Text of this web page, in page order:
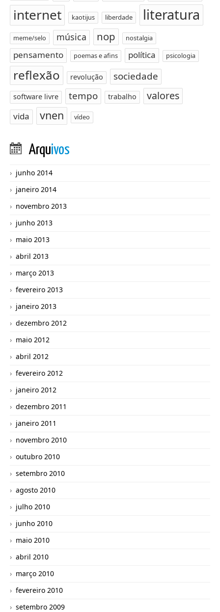
internet kaotijus liberdade literatura
meme/selo música nop nostalgia
pensamento poemas e afins política psicologia
reflexão revolução sociedade
software livre tempo trabalho valores
vida vnen vídeo
Arquivos
junho 2014
janeiro 2014
novembro 2013
junho 2013
maio 2013
abril 2013
março 2013
fevereiro 2013
janeiro 2013
dezembro 2012
maio 2012
abril 2012
fevereiro 2012
janeiro 2012
dezembro 2011
janeiro 2011
novembro 2010
outubro 2010
setembro 2010
agosto 2010
julho 2010
junho 2010
maio 2010
abril 2010
março 2010
fevereiro 2010
setembro 2009